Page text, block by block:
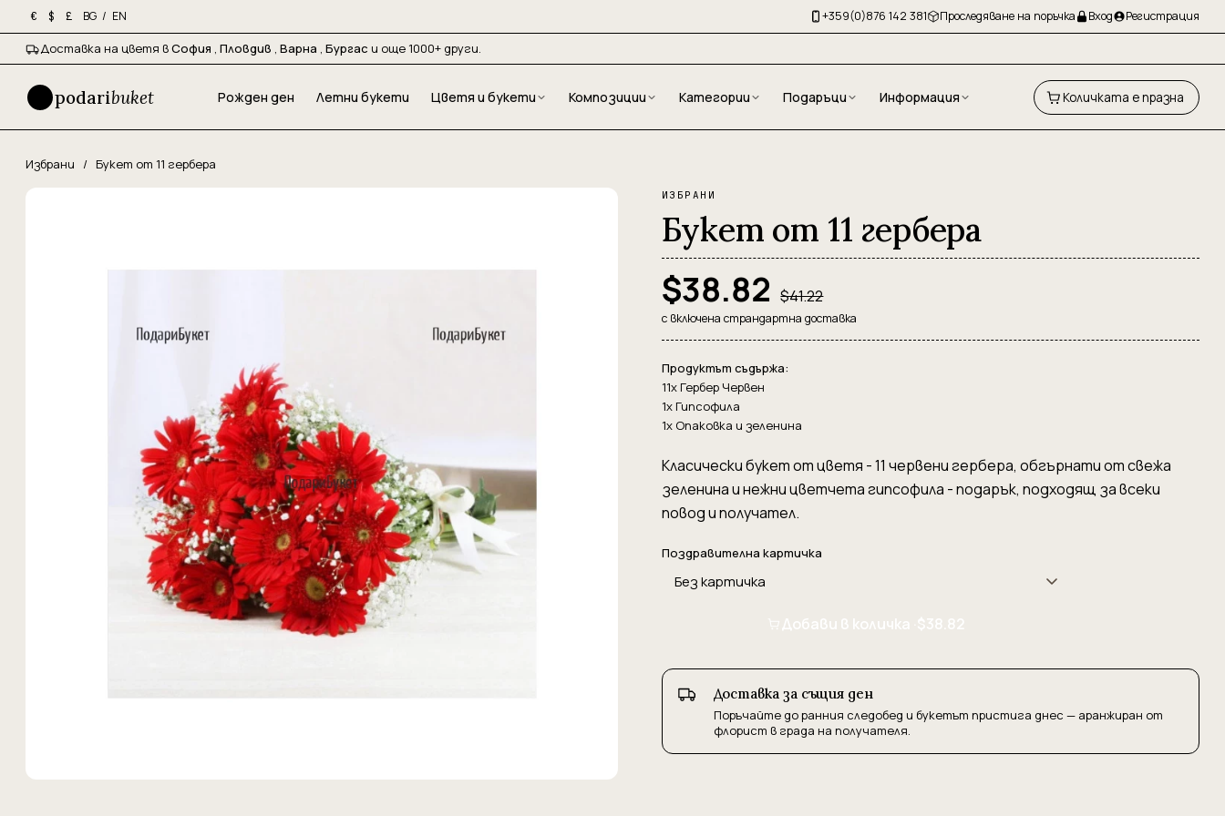
€ $ £ BG / EN +359(0)876 142 381 Проследяване на поръчка Вход Регистрация
Доставка на цветя вСофия , Пловдив , Варна , Бургас и още 1000+ други.
podaribuket Рожден ден Летни букети Цветя и букети Композиции Категории Подаръци Информация Количката е празна
Избрани / Букет от 11 гербера
ИЗБРАНИ
Букет от 11 гербера
$38.82 $41.22
с включена страндартна доставка
Продуктът съдържа:
11x Гербер Червен
1x Гипсофила
1x Опаковка и зеленина
Класически букет от цветя - 11 червени гербера, обгърнати от свежа
зеленина и нежни цветчета гипсофила - подарък, подходящ за всеки
повод и получател.
Поздравителна картичка
Добави в количка · $38.82
Доставка за същия ден
Поръчайте до ранния следобед и букетът пристига днес — аранжиран от
флорист в града на получателя.